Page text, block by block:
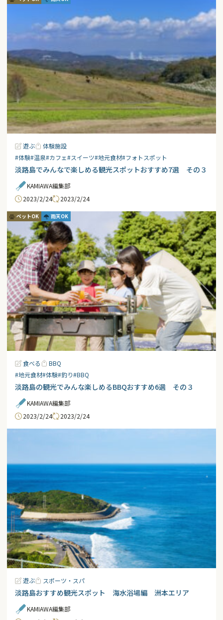
遊ぶ
体験施設
#体験#温泉#カフェ#スイーツ#地元食材#フォトスポット
淡路島でみんなで楽しめる観光スポットおすすめ7選 その３
KAMIAWA編集部
2023/2/24
2023/2/24
ペットOK 雨天OK
BBQ
食べる
#地元食材#体験#釣り#BBQ
淡路島の観光でみんな楽しめるBBQおすすめ6選 その３
KAMIAWA編集部
2023/2/24
2023/2/24
遊ぶ スポーツ・スパ
淡路島おすすめ観光スポット 海水浴場編 洲本エリア
KAMIAWA編集部